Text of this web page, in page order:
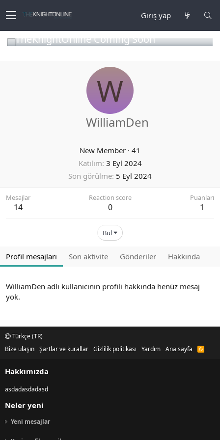
Giriş yap
TheKnightOnline Coming Soon
W
WilliamDen
New Member · 41
Katılım 3 Eyl 2024
Son görülme 5 Eyl 2024
Mesajlar
14
Reaction score
0
Puanları
1
Bul
Profil mesajları Son aktivite Gönderiler Hakkında
WilliamDen adlı kullanıcının profili hakkında henüz mesaj
yok.
Türkçe (TR)
Bize ulaşın Şartlar ve kurallar Gizlilik politikası Yardım Ana sayfa
R
Hakkımızda
asdadasdadasd
Neler yeni
Yeni mesajlar